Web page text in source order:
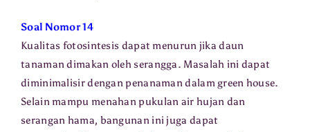
Soal Nomor 14
Kualitas fotosintesis dapat menurun jika daun
tanaman dimakan oleh serangga. Masalah ini dapat
diminimalisir dengan penanaman dalam green house.
Selain mampu menahan pukulan air hujan dan
serangan hama, bangunan ini juga dapat